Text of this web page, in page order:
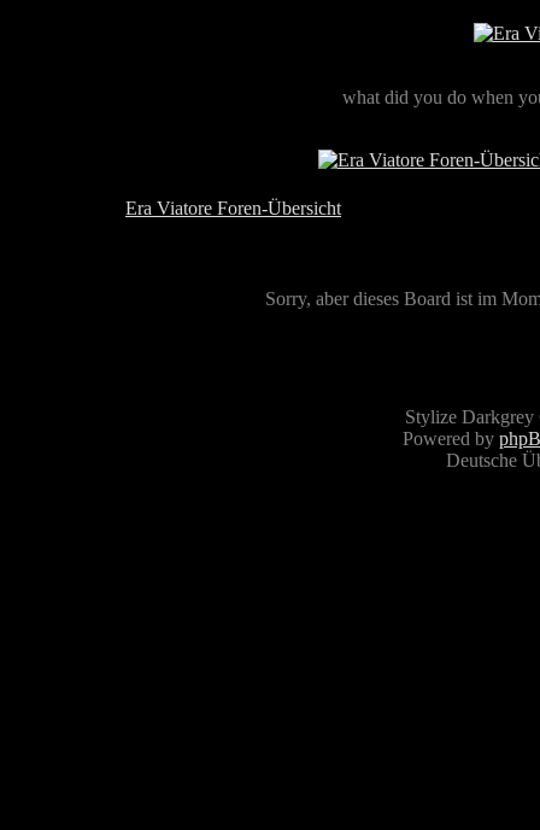
what did you do when
Era Viatore Foren-Übersicht
Sorry, aber dieses Board ist im
Stylize
Powered by
Deutsche